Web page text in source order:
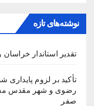
نوشته‌های تازه
تقدیر استاندار
تأکید بر لزوم
رضوی و شهر مقدس
صفر